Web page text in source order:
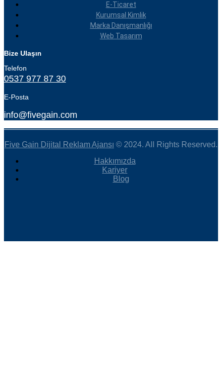
E-Ticaret
Kurumsal Kimlik
Marka Danışmanlığı
Web Tasarım
Bize Ulaşın
Telefon
0537 977 87 30
E-Posta
info@fivegain.com
Five Gain Dijital Reklam Ajansı © 2024. All Rights Reserved.
Hakkımızda
Kariyer
Blog